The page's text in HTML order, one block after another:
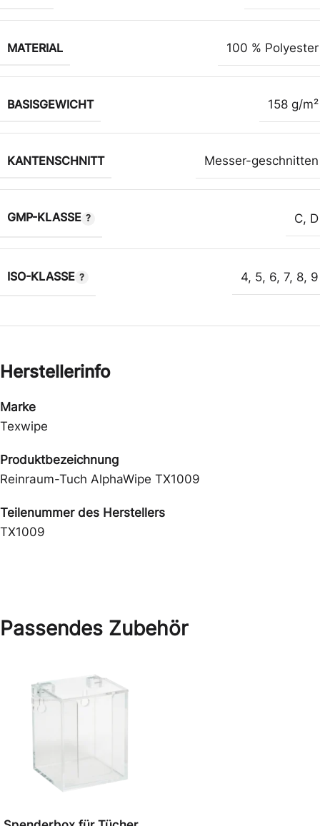
MATERIAL 100 % Polyester
BASISGEWICHT 158 g/m²
KANTENSCHNITT Messer-geschnitten
GMP-KLASSE C, D
ISO-KLASSE 4, 5, 6, 7, 8, 9
Herstellerinfo
Marke
Texwipe
Produktbezeichnung
Reinraum-Tuch AlphaWipe TX1009
Teilenummer des Herstellers
TX1009
Passendes Zubehör